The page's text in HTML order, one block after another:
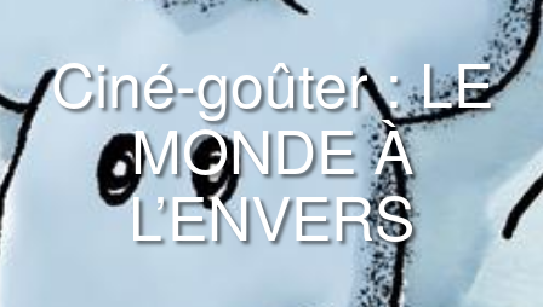
Ciné-goûter : LE
MONDE À
L’ENVERS